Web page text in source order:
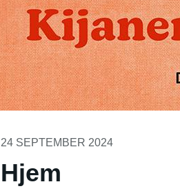
24 SEPTEMBER 2024
Hjem